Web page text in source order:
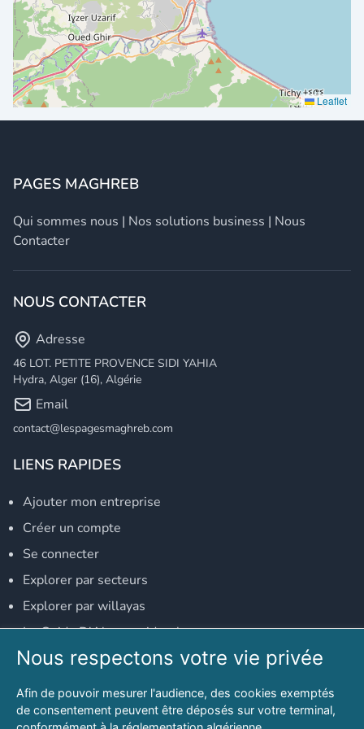
Leaflet
PAGES MAGHREB
Qui sommes nous | Nos solutions business | Nous
Contacter
NOUS CONTACTER
Adresse
46 LOT. PETITE PROVENCE SIDI YAHIA
Hydra, Alger (16), Algérie
Email
contact@lespagesmaghreb.com
LIENS RAPIDES
Ajouter mon entreprise
Créer un compte
Se connecter
Explorer par secteurs
Explorer par willayas
Le Guide D'Alger, guide-alger.com
NOS RÉSEAUX SOCIAUX
Notre page Facebook
Nous respectons votre vie privée
Afin de pouvoir mesurer l'audience, des cookies exemptés
de consentement peuvent être déposés sur votre terminal,